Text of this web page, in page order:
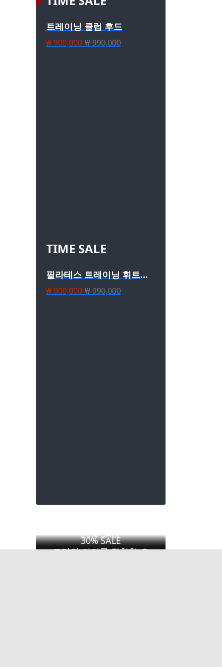
트레이닝 클럽 후드
₩ 900,000 ₩ 990,000
TIME SALE
필라테스 트레이닝 휘트니
스복 메쉬 크롭탑
₩ 900,000 ₩ 990,000
30% SALE
20% SALE
고단의 기어를 장착한 오